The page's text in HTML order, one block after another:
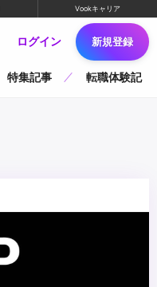
Vookキャリア
ログイン 新規登録
特集記事 転職体験記